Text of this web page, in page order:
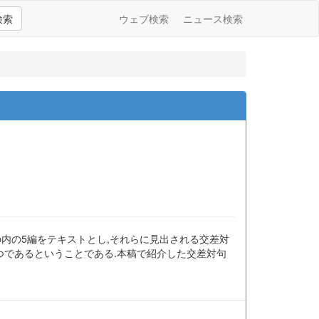
索 ウェブ検索 ニュース検索
の5編をテキストとし,それらに見出される交差対
あるということである.本稿で紹介した交差対句